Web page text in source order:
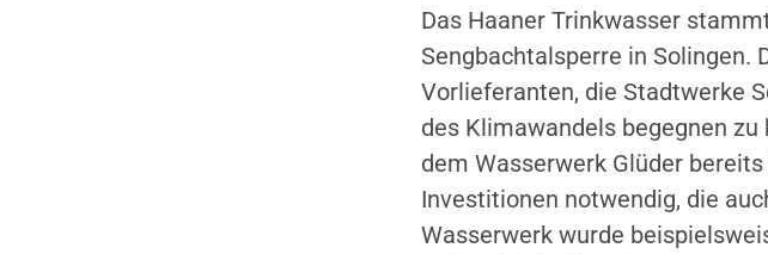
Das Haaner Trinkwasser
Sengbachtalsperre in Solingen.
Vorlieferanten, die Stadtwerke
des Klimawandels begegnen
dem Wasserwerk Glüder
Investitionen notwendig, die
Wasserwerk wurde